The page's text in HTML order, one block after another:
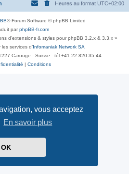
vous acceptez
En savoir plus
OK
Heures au format UTC+02:00
® Forum Software © phpBB Limited
parphpBB-fr.com
d'extensions & styles pour phpBB 3.2.x & 3.3.x »
services d’ Infomaniak Network SA
Carouge - Suisse - tél +41 22 820 35 44
Conditions